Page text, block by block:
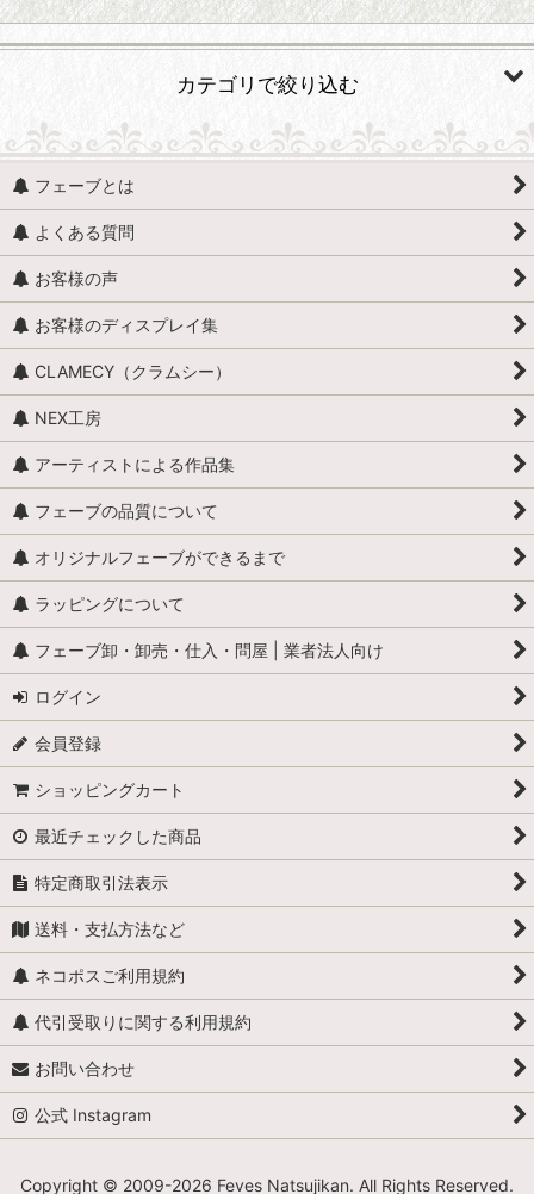
カテゴリで絞り込む
人形・人物 (すべての商品を表示)
人形・人物全般
アンティークドール
映画・ヒーロー
王・貴族・英雄・歴史上の人物
おやすみなさい、こども達 / くまのヌーヌー
怪物
学校
学者・発明家・詩人
カリメロ
キティ
小人
くまのプーさん
少年ブールと愛犬ビル
職業・仕事
スーパーマン
スターウォーズ
フェーブとは
よくある質問
お客様の声
お客様のディスプレイ集
CLAMECY（クラムシー）
NEX工房
アーティストによる作品集
フェーブの品質について
オリジナルフェーブができるまで
ラッピングについて
フェーブ卸・卸売・仕入・問屋 | 業者法人向け
ログイン
会員登録
ショッピングカート
最近チェックした商品
特定商取引法表示
送料・支払方法など
ネコポスご利用規約
代引受取りに関する利用規約
お問い合わせ
公式 Instagram
Copyright © 2009-2026 Feves Natsujikan. All Rights Reserved.